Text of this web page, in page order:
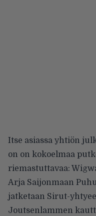
Itse asiassa yhtiön
on on kokoelmaa
riemastuttavaa:
Arja Saijonmaan
jatketaan Sirut-
Joutsenlammen